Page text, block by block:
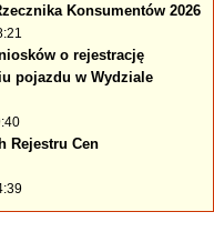
Konsumentów 2026
o rejestrację
pojazdu w Wydziale
Rejestru Cen